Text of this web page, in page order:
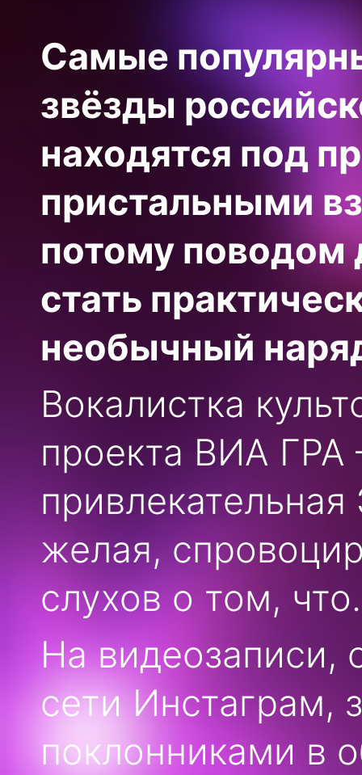
Самые
звёзды
находятся под
пристальными
потому
стать
необычный
Вокалистка
проекта ВИА ГРА
желая,
слухов о том,
На видеозаписи,
сети Инстаграм,
поклонниками в